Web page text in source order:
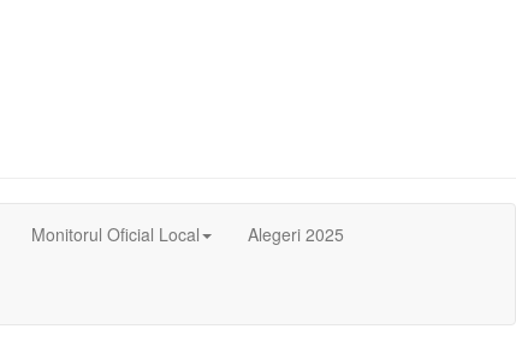
Monitorul Oficial Local Alegeri 2025